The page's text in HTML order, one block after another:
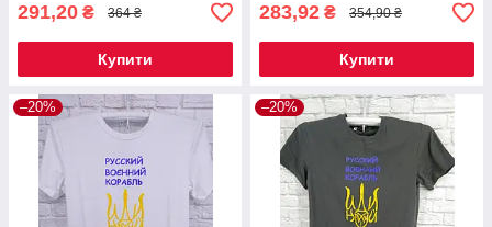
291,20 ₴ 364 ₴
Купити
283,92 ₴ 354,90 ₴
Купити
–20% –20%